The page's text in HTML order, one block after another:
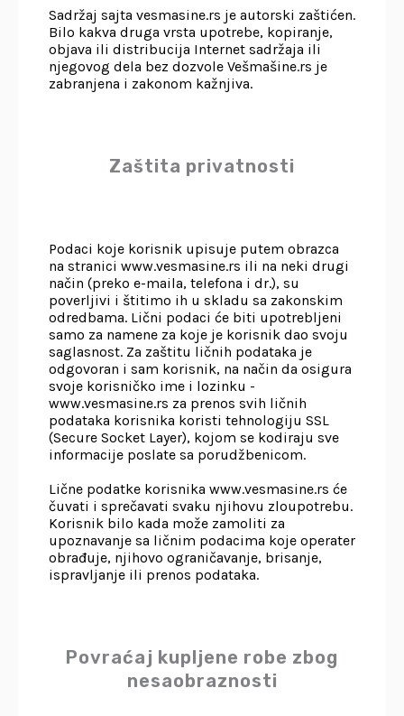
Sadržaj sajta vesmasine.rs je autorski zaštićen.
Bilo kakva druga vrsta upotrebe, kopiranje,
objava ili distribucija Internet sadržaja ili
njegovog dela bez dozvole Vešmašine.rs je
zabranjena i zakonom kažnjiva.
Zaštita privatnosti
Podaci koje korisnik upisuje putem obrazca
na stranici www.vesmasine.rs ili na neki drugi
način (preko e-maila, telefona i dr.), su
poverljivi i štitimo ih u skladu sa zakonskim
odredbama. Lični podaci će biti upotrebljeni
samo za namene za koje je korisnik dao svoju
saglasnost. Za zaštitu ličnih podataka je
odgovoran i sam korisnik, na način da osigura
svoje korisničko ime i lozinku -
www.vesmasine.rs za prenos svih ličnih
podataka korisnika koristi tehnologiju SSL
(Secure Socket Layer), kojom se kodiraju sve
informacije poslate sa porudžbenicom.
Lične podatke korisnika www.vesmasine.rs će
čuvati i sprečavati svaku njihovu zloupotrebu.
Korisnik bilo kada može zamoliti za
upoznavanje sa ličnim podacima koje operater
obrađuje, njihovo ograničavanje, brisanje,
ispravljanje ili prenos podataka.
Povraćaj kupljene robe zbog
nesaobraznosti